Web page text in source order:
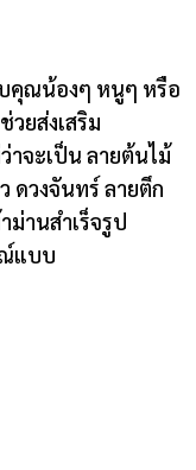
บคุณน้องๆ หนูๆ หรือ
ยส่งเสริม
าจะเป็น ลายต้นไม้
ดวงจันทร์ ลายตึก
านสำเร็จรูป
แบบ